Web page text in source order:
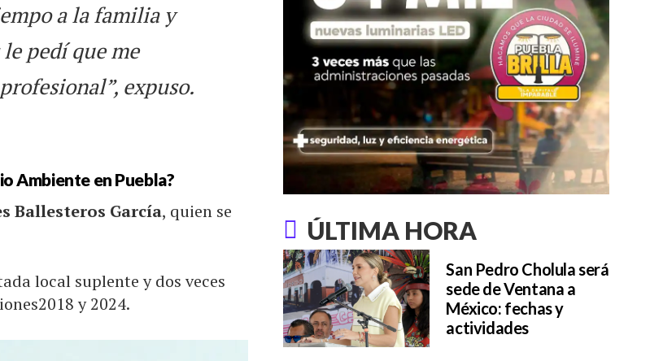
a la familia y
pedí que me
expuso.
Ambiente en Puebla?
Ballesteros García, quien se
local suplente y dos veces
y 2024.
ÚLTIMA HORA
San Pedro Cholula será
sede de Ventana a
México: fechas y
actividades